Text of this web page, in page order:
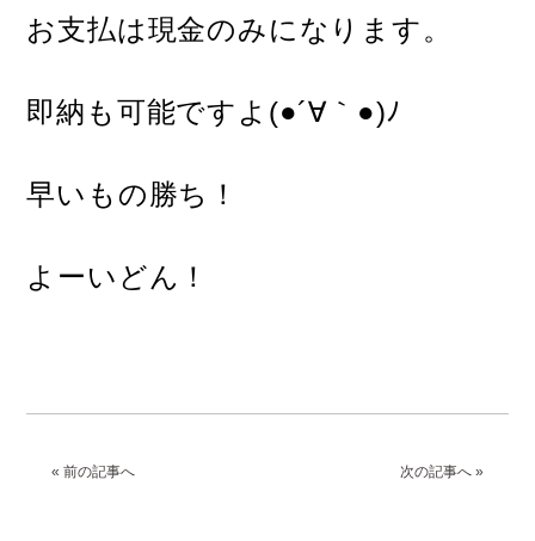
お支払は現金のみになります。
即納も可能ですよ(●´∀｀●)ﾉ
早いもの勝ち！
よーいどん！
次の記事へ »
« 前の記事へ